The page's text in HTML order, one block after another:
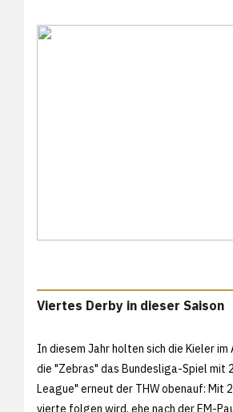
Viertes Derby in dieser Saison
In diesem Jahr holten sich die Kieler im
die "Zebras" das Bundesliga-Spiel mit
League" erneut der THW obenauf: Mit
vierte folgen wird, ehe nach der EM-